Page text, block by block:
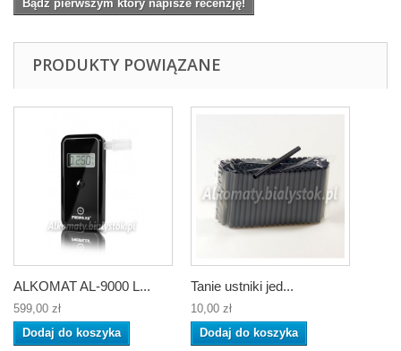
Bądź pierwszym który napisze recenzję!
PRODUKTY POWIĄZANE
ALKOMAT AL-9000 L...
599,00 zł
Dodaj do koszyka
Tanie ustniki jed...
10,00 zł
Dodaj do koszyka